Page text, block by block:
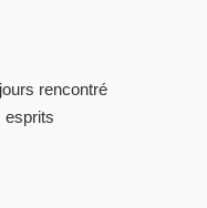
rencontré
esprits